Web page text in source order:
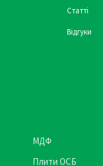
Статті
Відгуки
МДФ
Плити ОСБ